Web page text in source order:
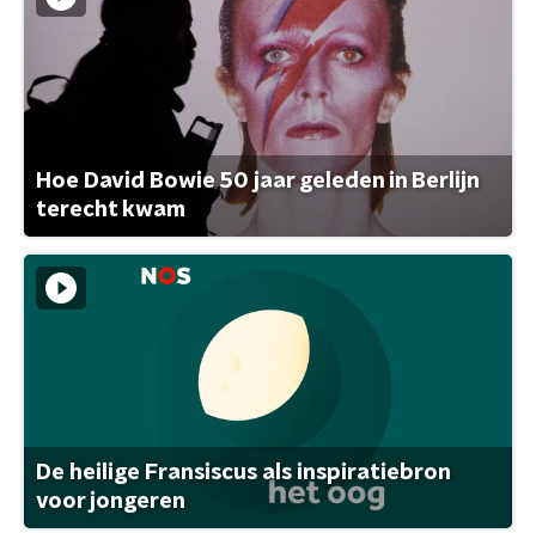
Hoe David Bowie 50 jaar geleden in Berlijn
terecht kwam
De heilige Fransiscus als inspiratiebron
voor jongeren